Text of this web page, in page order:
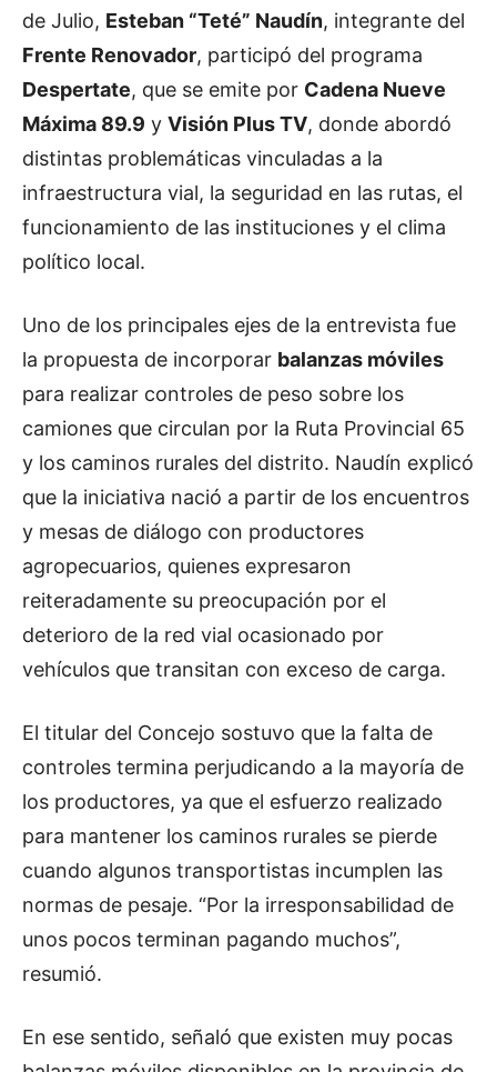
de Julio, Esteban “Teté” Naudín, integrante del
Frente Renovador, participó del programa
Despertate, que se emite por Cadena Nueve
Máxima 89.9 y Visión Plus TV, donde abordó
distintas problemáticas vinculadas a la
infraestructura vial, la seguridad en las rutas, el
funcionamiento de las instituciones y el clima
político local.
Uno de los principales ejes de la entrevista fue
la propuesta de incorporar balanzas móviles
para realizar controles de peso sobre los
camiones que circulan por la Ruta Provincial 65
y los caminos rurales del distrito. Naudín explicó
que la iniciativa nació a partir de los encuentros
y mesas de diálogo con productores
agropecuarios, quienes expresaron
reiteradamente su preocupación por el
deterioro de la red vial ocasionado por
vehículos que transitan con exceso de carga.
El titular del Concejo sostuvo que la falta de
controles termina perjudicando a la mayoría de
los productores, ya que el esfuerzo realizado
para mantener los caminos rurales se pierde
cuando algunos transportistas incumplen las
normas de pesaje. “Por la irresponsabilidad de
unos pocos terminan pagando muchos”,
resumió.
En ese sentido, señaló que existen muy pocas